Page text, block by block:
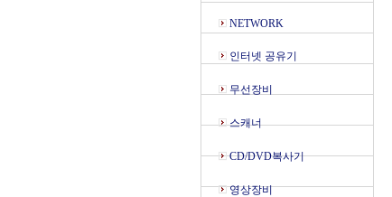
NETWORK
인터넷 공유기
무선장비
스캐너
CD/DVD복사기
영상장비